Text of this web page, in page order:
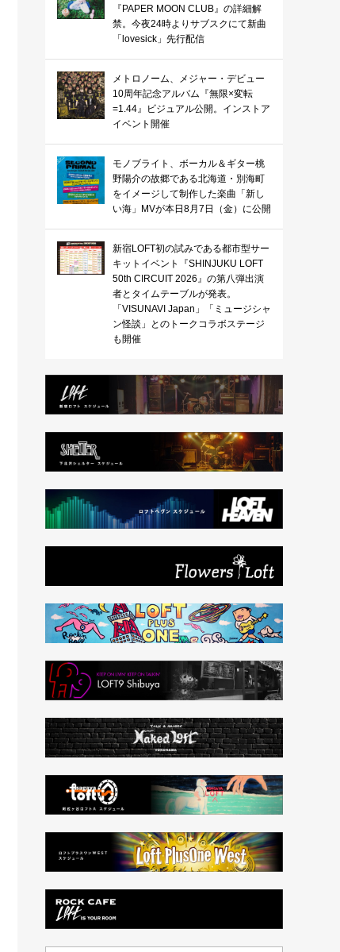
『PAPER MOON CLUB』の詳細解
禁。今夜24時よりサブスクにて新曲
「lovesick」先行配信
メトロノーム、メジャー・デビュー
10周年記念アルバム『無限×変転
=1.44』ビジュアル公開。インストア
イベント開催
モノブライト、ボーカル＆ギター桃
野陽介の故郷である北海道・別海町
をイメージして制作した楽曲「新し
い海」MVが本日8月7日（金）に公開
新宿LOFT初の試みである都市型サー
キットイベント『SHINJUKU LOFT
50th CIRCUIT 2026』の第八弾出演
者とタイムテーブルが発表。
「VISUNAVI Japan」「ミュージシャ
ン怪談」とのトークコラボステージ
も開催